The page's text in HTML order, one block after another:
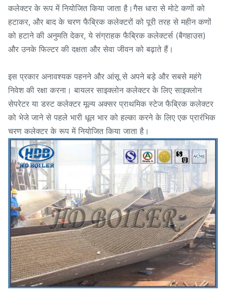
कलेक्टर के रूप में नियोजित किया जाता है।गैस धारा से मोटे कणों को
हटाकर, और बाद के चरण फैब्रिक कलेक्टरों को पूरी तरह से महीन कणों
को हटाने की अनुमति देकर, ये संग्राहक फैब्रिक कलेक्टर्स (बैगहाउस)
और उनके फिल्टर की दक्षता और सेवा जीवन को बढ़ाते हैं।
इस प्रकार अनावश्यक पहनने और आंसू से अपने बड़े और सबसे महंगे
निवेश की रक्षा करना। बायलर साइक्लोन कलेक्टर के लिए साइक्लोन
सेपरेटर या डस्ट कलेक्टर मूल्य अक्सर प्राथमिक स्टेज फैब्रिक कलेक्टर
को भेजे जाने से पहले भारी धूल भार को हल्का करने के लिए एक प्रारंभिक
चरण कलेक्टर के रूप में नियोजित किया जाता है।